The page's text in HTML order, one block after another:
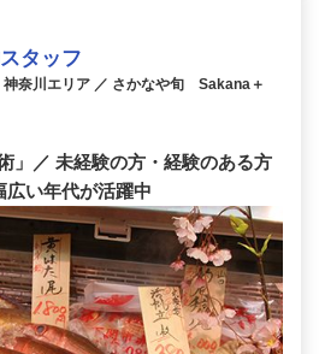
タッフ
奈川エリア ／ さかなや旬 Sakana＋
」／ 未経験の方・経験のある方
広い年代が活躍中